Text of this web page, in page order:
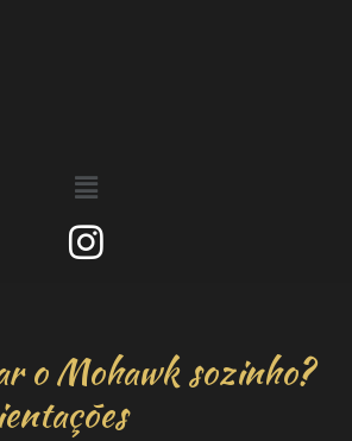
o Mohawk sozinho?